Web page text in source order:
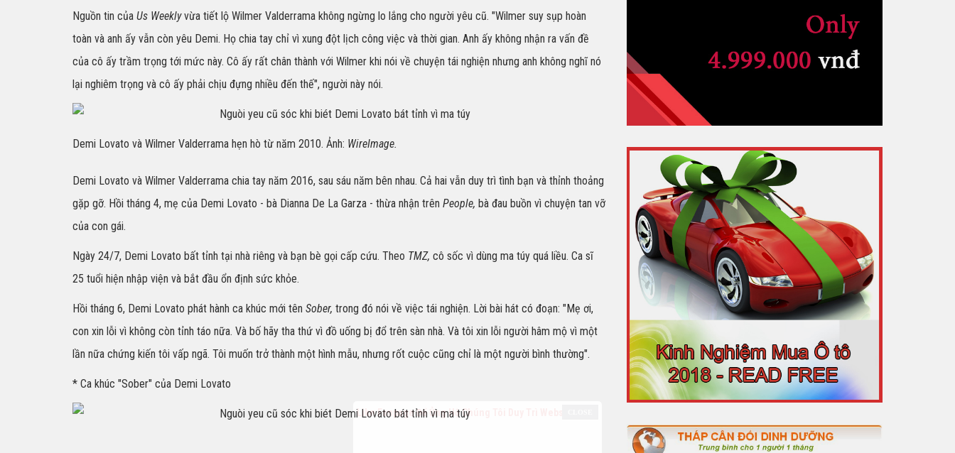
Nguồn tin của Us Weeklyvừa tiết lộ Wilmer Valderrama không ngừng lo lắng cho người yêu cũ. "Wilmer suy sụp hoàn
toàn và anh ấy vẫn còn yêu Demi. Họ chia tay chỉ vì xung đột lịch công việc và thời gian. Anh ấy không nhận ra vấn đề
của cô ấy trầm trọng tới mức này. Cô ấy rất chân thành với Wilmer khi nói về chuyện tái nghiện nhưng anh không nghĩ nó
lại nghiêm trọng và cô ấy phải chịu đựng nhiều đến thế", người này nói.
Demi Lovato và Wilmer Valderrama hẹn hò từ năm 2010. Ảnh: WireImage.
Demi Lovato và Wilmer Valderrama chia tay năm 2016, sau sáu năm bên nhau. Cả hai vẫn duy trì tình bạn và thỉnh thoảng
gặp gỡ. Hồi tháng 4, mẹ của Demi Lovato - bà Dianna De La Garza - thừa nhận trên People, bà đau buồn vì chuyện tan vỡ
của con gái.
Ngày 24/7, Demi Lovato bất tỉnh tại nhà riêng và bạn bè gọi cấp cứu. Theo TMZ, cô sốc vì dùng ma túy quá liều. Ca sĩ
25 tuổi hiện nhập viện và bắt đầu ổn định sức khỏe.
Hồi tháng 6, Demi Lovato phát hành ca khúc mới tên Sober, trong đó nói về việc tái nghiện. Lời bài hát có đoạn: "Mẹ ơi,
con xin lỗi vì không còn tỉnh táo nữa. Và bố hãy tha thứ vì đồ uống bị đổ trên sàn nhà. Và tôi xin lỗi người hâm mộ vì một
lần nữa chứng kiến tôi vấp ngã. Tôi muốn trở thành một hình mẫu, nhưng rốt cuộc cũng chỉ là một người bình thường".
* Ca khúc "Sober" của Demi Lovato
Like Fanpage Để Ủng Hộ Chúng Tôi Duy Trì Website